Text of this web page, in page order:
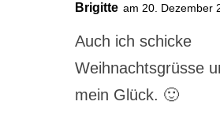
Brigitte am 20. Dezember
Auch ich schicke
Weihnachtsgrüsse
mein Glück. 🙂